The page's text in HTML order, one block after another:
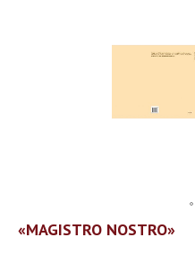
Vai
all'inizio
«MAGISTRO NOSTRO»